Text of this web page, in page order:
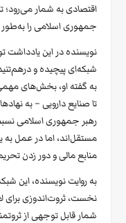
اقتصادی به شمار
جمهوری اسلامی را
نویسنده در این یادداشت
شبکه‌ای پیچیده و
به گفته او، بخش‌های
تا صنایع دارویی – به
رهبر جمهوری اسلامی
مستقل‌اند، اما در عمل
منابع مالی و دور زدن
به روایت نویسنده، این
نخست، ثروت‌اندوزی برای
شمار قابل توجهی از